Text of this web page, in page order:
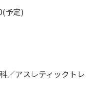
予定)
／アスレティックトレ